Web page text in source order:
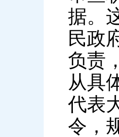
据。
民政
负责
从具
代表
令，